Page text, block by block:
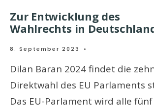
Zur Entwicklung des
Wahlrechts in
8. September 2023 •
Dilan Baran 2024 findet die
Direktwahl des EU Parlaments
Das EU-Parlament wird alle fünf